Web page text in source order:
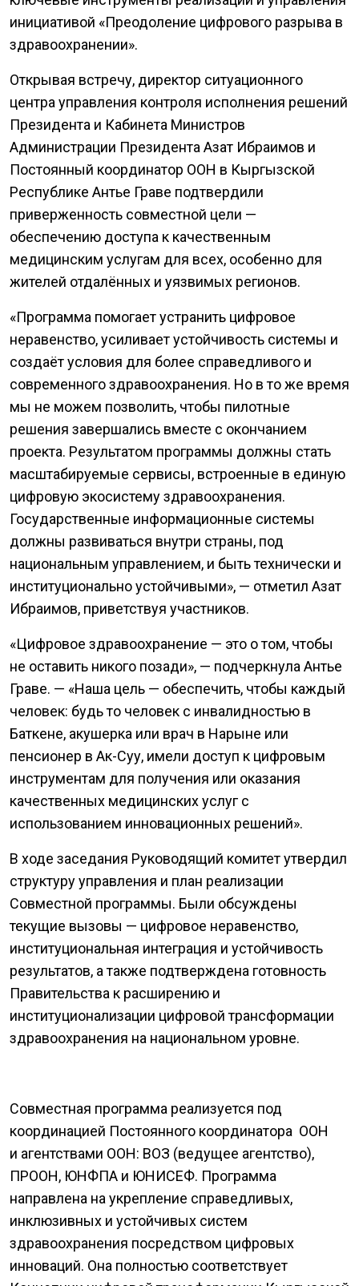
инициативой «Преодоление цифрового разрыва в
здравоохранении».
Открывая встречу, директор ситуационного
центра управления контроля исполнения решений
Президента и Кабинета Министров
Администрации Президента Азат Ибраимов и
Постоянный координатор ООН в Кыргызской
Республике Антье Граве подтвердили
приверженность совместной цели —
обеспечению доступа к качественным
медицинским услугам для всех, особенно для
жителей отдалённых и уязвимых регионов.
«Программа помогает устранить цифровое
неравенство, усиливает устойчивость системы и
создаёт условия для более справедливого и
современного здравоохранения. Но в то же время
мы не можем позволить, чтобы пилотные
решения завершались вместе с окончанием
проекта. Результатом программы должны стать
масштабируемые сервисы, встроенные в единую
цифровую экосистему здравоохранения.
Государственные информационные системы
должны развиваться внутри страны, под
национальным управлением, и быть технически и
институционально устойчивыми», — отметил Азат
Ибраимов, приветствуя участников.
«Цифровое здравоохранение — это о том, чтобы
не оставить никого позади», — подчеркнула Антье
Граве. — «Наша цель — обеспечить, чтобы каждый
человек: будь то человек с инвалидностью в
Баткене, акушерка или врач в Нарыне или
пенсионер в Ак-Суу, имели доступ к цифровым
инструментам для получения или оказания
качественных медицинских услуг с
использованием инновационных решений».
В ходе заседания Руководящий комитет утвердил
структуру управления и план реализации
Совместной программы. Были обсуждены
текущие вызовы — цифровое неравенство,
институциональная интеграция и устойчивость
результатов, а также подтверждена готовность
Правительства к расширению и
институционализации цифровой трансформации
здравоохранения на национальном уровне.
Совместная программа реализуется под
координацией Постоянного координатора ООН
и агентствами ООН: ВОЗ (ведущее агентство),
ПРООН, ЮНФПА и ЮНИСЕФ. Программа
направлена на укрепление справедливых,
инклюзивных и устойчивых систем
здравоохранения посредством цифровых
инноваций. Она полностью соответствует